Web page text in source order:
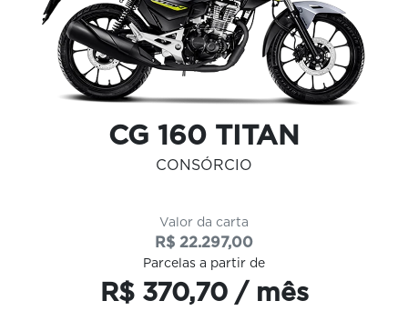
CG 160 TITAN
CONSÓRCIO
Valor da carta
R$ 22.297,00
Parcelas a partir de
R$ 370,70 / mês